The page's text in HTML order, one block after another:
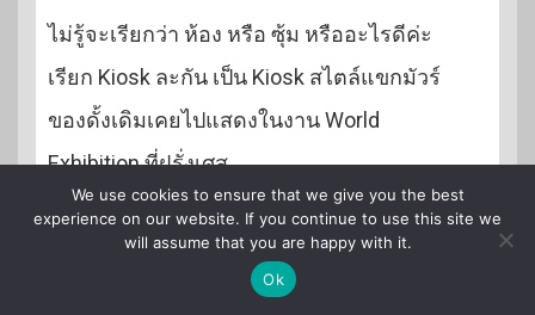
ไม่รู้จะเรียกว่า ห้อง หรือ ซุ้ม หรืออะไรดีค่ะ
เรียก Kiosk ละกัน เป็น Kiosk สไตล์แขกมัวร์
ของดั้งเดิมเคยไปแสดงในงาน World
Exhibition ที่ฝรั่งเศส
อีกสิบปีต่อมา King Ludwig II ก็ลงทุนไปซื้อ
Kiosk นี้มา แล้วเอามาปรับปรุง ใช้เป็นที่นั่งดื่ม
We use cookies to ensure that we give you the best
experience on our website. If you continue to use this site we
will assume that you are happy with it.
Ok